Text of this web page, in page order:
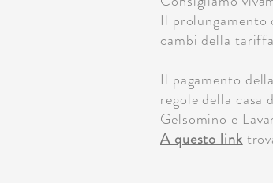
Il prolungamento
cambi della
Il pagamento
regole della
Gelsomino e
A questo link